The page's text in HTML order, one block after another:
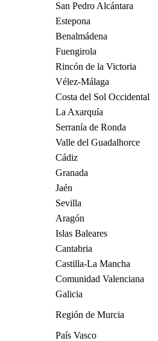
San Pedro Alcántara
Estepona
Benalmádena
Fuengirola
Rincón de la Victoria
Vélez-Málaga
Costa del Sol Occidental
La Axarquía
Serranía de Ronda
Valle del Guadalhorce
Cádiz
Granada
Jaén
Sevilla
Aragón
Islas Baleares
Cantabria
Castilla-La Mancha
Comunidad Valenciana
Galicia
Región de Murcia
País Vasco